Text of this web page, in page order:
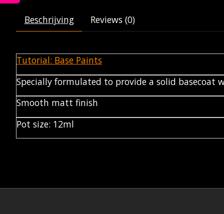
Beschrijving Reviews (0)
Tutorial: Base Paints
Specially formulated to provide a solid basecoat
Smooth matt finish
Pot size: 12ml